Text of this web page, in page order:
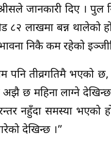
जानकारी दिए । पुल
८२ लाखमा बन्न थालेको
निकै कम रहेको
पनि तीव्रगतिमै भएको
छ महिना लाग्ने
नहुँदा समस्या भएको
देखिन्छ ।”